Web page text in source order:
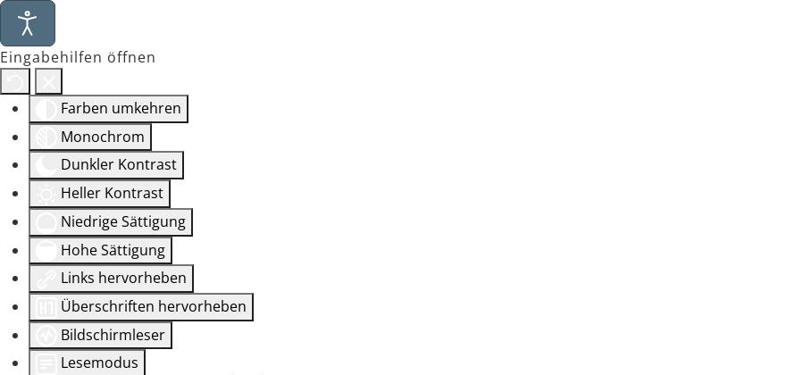
Eingabehilfen öffnen
Farben umkehren
Monochrom
Dunkler Kontrast
Heller Kontrast
Niedrige Sättigung
Hohe Sättigung
Links hervorheben
Überschriften hervorheben
Bildschirmleser
Lesemodus